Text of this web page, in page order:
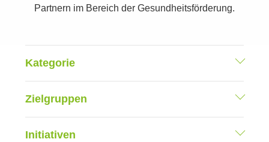
Partnern im Bereich der Gesundheitsförderung.
Kategorie
Zielgruppen
Initiativen